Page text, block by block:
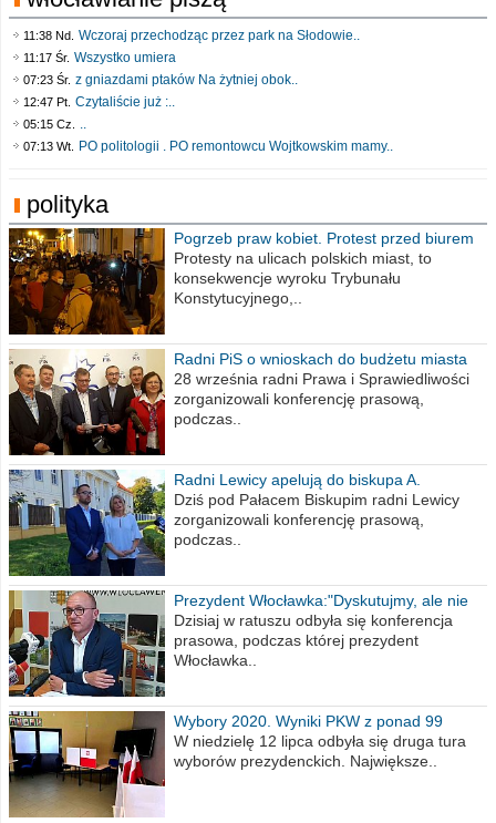
11:38 Nd. Wczoraj przechodząc przez park na Słodowie..
11:17 Śr. Wszystko umiera
07:23 Śr. z gniazdami ptaków Na żytniej obok..
12:47 Pt. Czytaliście już :..
05:15 Cz. ..
07:13 Wt. PO politologii . PO remontowcu Wojtkowskim mamy..
polityka
Pogrzeb praw kobiet. Protest przed biurem
poselskim PiS
Protesty na ulicach polskich miast, to
konsekwencje wyroku Trybunału
Konstytucyjnego,..
Radni PiS o wnioskach do budżetu miasta
na 2021 rok
28 września radni Prawa i Sprawiedliwości
zorganizowali konferencję prasową,
podczas..
Radni Lewicy apelują do biskupa A.
Wiesława Meringa
Dziś pod Pałacem Biskupim radni Lewicy
zorganizowali konferencję prasową,
podczas..
Prezydent Włocławka:"Dyskutujmy, ale nie
obrażajmy się”
Dzisiaj w ratuszu odbyła się konferencja
prasowa, podczas której prezydent
Włocławka..
Wybory 2020. Wyniki PKW z ponad 99
procent obwodów
W niedzielę 12 lipca odbyła się druga tura
wyborów prezydenckich. Największe..